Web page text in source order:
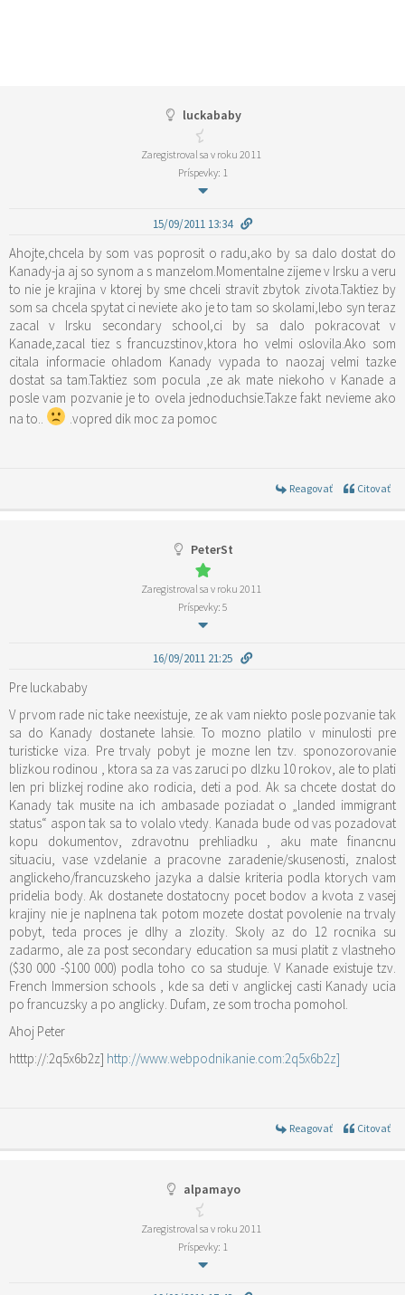
luckababy
Zaregistroval sa v roku 2011
Príspevky: 1
15/09/2011 13:34
Ahojte,chcela by som vas poprosit o radu,ako by sa dalo dostat do
Kanady-ja aj so synom a s manzelom.Momentalne zijeme v Irsku a veru
to nie je krajina v ktorej by sme chceli stravit zbytok zivota.Taktiez by
som sa chcela spytat ci neviete ako je to tam so skolami,lebo syn teraz
zacal v Irsku secondary school,ci by sa dalo pokracovat v
Kanade,zacal tiez s francuzstinov,ktora ho velmi oslovila.Ako som
citala informacie ohladom Kanady vypada to naozaj velmi tazke
dostat sa tam.Taktiez som pocula ,ze ak mate niekoho v Kanade a
posle vam pozvanie je to ovela jednoduchsie.Takze fakt nevieme ako
na to..
.vopred dik moc za pomoc
Reagovať Citovať
PeterSt
Zaregistroval sa v roku 2011
Príspevky: 5
16/09/2011 21:25
Pre luckababy
V prvom rade nic take neexistuje, ze ak vam niekto posle pozvanie tak
sa do Kanady dostanete lahsie. To mozno platilo v minulosti pre
turisticke viza. Pre trvaly pobyt je mozne len tzv. sponozorovanie
blizkou rodinou , ktora sa za vas zaruci po dlzku 10 rokov, ale to plati
len pri blizkej rodine ako rodicia, deti a pod. Ak sa chcete dostat do
Kanady tak musite na ich ambasade poziadat o „landed immigrant
status“ aspon tak sa to volalo vtedy. Kanada bude od vas pozadovat
kopu dokumentov, zdravotnu prehliadku , aku mate financnu
situaciu, vase vzdelanie a pracovne zaradenie/skusenosti, znalost
anglickeho/francuzskeho jazyka a dalsie kriteria podla ktorych vam
pridelia body. Ak dostanete dostatocny pocet bodov a kvota z vasej
krajiny nie je naplnena tak potom mozete dostat povolenie na trvaly
pobyt, teda proces je dlhy a zlozity. Skoly az do 12 rocnika su
zadarmo, ale za post secondary education sa musi platit z vlastneho
($30 000 -$100 000) podla toho co sa studuje. V Kanade existuje tzv.
French Immersion schools , kde sa deti v anglickej casti Kanady ucia
po francuzsky a po anglicky. Dufam, ze som trocha pomohol.
Ahoj Peter
htttp://:2q5x6b2z] http://www.webpodnikanie.com:2q5x6b2z]
Reagovať Citovať
alpamayo
Zaregistroval sa v roku 2011
Príspevky: 1